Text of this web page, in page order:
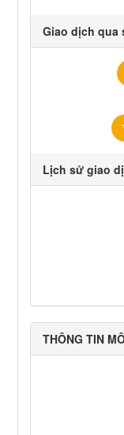
Giao dịch qua
Lịch sử giao
THÔNG TIN